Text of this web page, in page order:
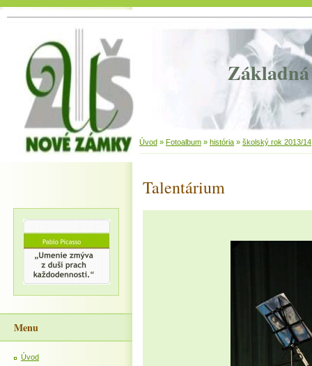
Základná
Úvod » Fotoalbum » história » školský rok 2013/14
Talentárium
Menu
Úvod